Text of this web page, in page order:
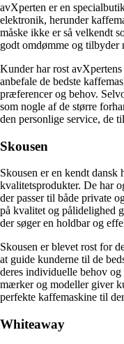
avXperten er en
elektronik, herunder
måske ikke er så velkendt
godt omdømme og tilbyder
Kunder har rost
anbefale de bedste
præferencer og behov.
som nogle af de større
den personlige service, de
Skousen
Skousen er en kendt
kvalitetsprodukter. De har
der passer til både private
på kvalitet og pålidelighed
der søger en holdbar og
Skousen er blevet rost for
at guide kunderne til de
deres individuelle behov
mærker og modeller giver
perfekte kaffemaskine til
Whiteaway